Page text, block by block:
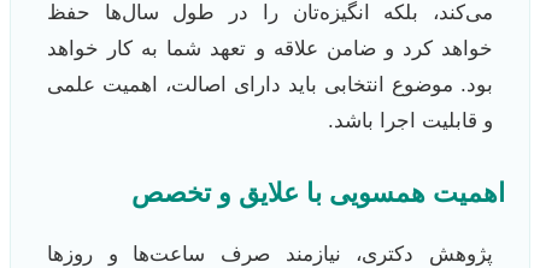
می‌کند، بلکه انگیزه‌تان را در طول سال‌ها حفظ
خواهد کرد و ضامن علاقه و تعهد شما به کار خواهد
بود. موضوع انتخابی باید دارای اصالت، اهمیت علمی
و قابلیت اجرا باشد.
اهمیت همسویی با علایق و تخصص
پژوهش دکتری، نیازمند صرف ساعت‌ها و روزها